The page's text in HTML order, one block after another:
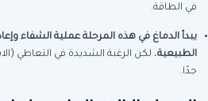
في الطاقة.
يبدأ الدماغ في هذه المرحلة عملية الشفاء
الطبيعية، لكن الرغبة الشديدة في التعاطي
جدًا.